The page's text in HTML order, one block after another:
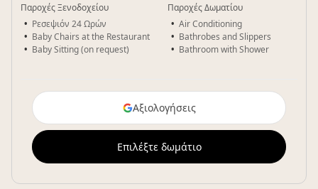
Παροχές Ξενοδοχείου
Ρεσεψιόν 24 Ωρών
Baby Chairs at the Restaurant
Baby Sitting (on request)
Παροχές Δωματίου
Air Conditioning
Bathrobes and Slippers
Bathroom with Shower
Αξιολογήσεις
Επιλέξτε δωμάτιο